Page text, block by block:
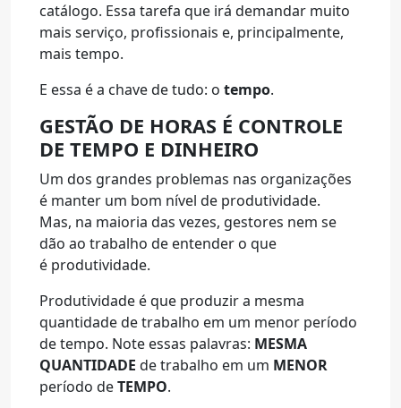
catálogo. Essa tarefa que irá demandar muito
mais serviço, profissionais e, principalmente,
mais tempo.
E essa é a chave de tudo: o tempo.
GESTÃO DE HORAS É CONTROLE
DE TEMPO E DINHEIRO
Um dos grandes problemas nas organizações
é manter um bom nível de produtividade.
Mas, na maioria das vezes, gestores nem se
dão ao trabalho de entender o que
é produtividade.
Produtividade é que produzir a mesma
quantidade de trabalho em um menor período
de tempo. Note essas palavras: MESMA
QUANTIDADE de trabalho em um MENOR
período deTEMPO.